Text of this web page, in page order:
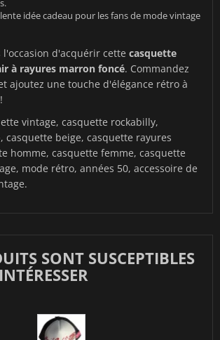
idée cadeau pour les fans de mode vintage
l'occasion d'acquérir cette casquette
à rayures marron foncé. Commandez
ajoutez une touche d'élégance rétro à
vintage, casquette rockabilly,
casquette beige, casquette rayures
homme, casquette femme, casquette
mode rétro, années 50, accessoire de
SONT SUSCEPTIBLES